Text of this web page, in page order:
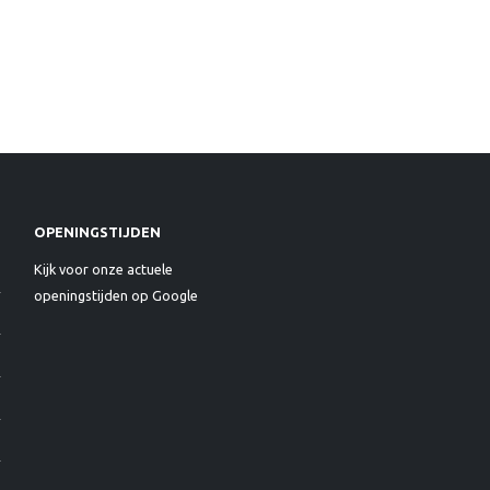
OPENINGSTIJDEN
Kijk voor onze actuele
openingstijden op Google